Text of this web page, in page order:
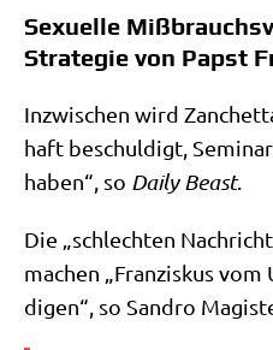
Sexuelle
Strategie von Papst
Inzwi­schen wird
haft beschul­digt,
haben“, so Dai­ly Beast.
Die „schlech­ten
machen „Fran­zis­kus
di­gen“, so San­dro